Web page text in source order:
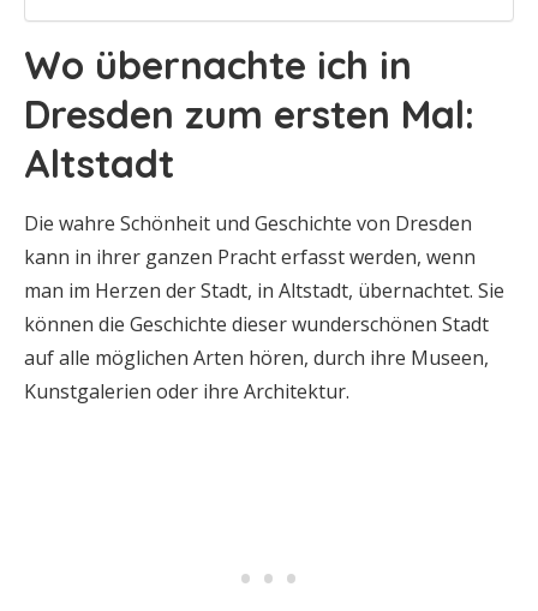
Wo übernachte ich in
Dresden zum ersten Mal:
Altstadt
Die wahre Schönheit und Geschichte von Dresden
kann in ihrer ganzen Pracht erfasst werden, wenn
man im Herzen der Stadt, in Altstadt, übernachtet. Sie
können die Geschichte dieser wunderschönen Stadt
auf alle möglichen Arten hören, durch ihre Museen,
Kunstgalerien oder ihre Architektur.